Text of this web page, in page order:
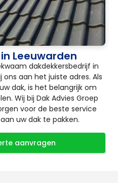
Leeuwarden
dakdekkersbedrijf in
aan het juiste adres. Als
dak, is het belangrijk om
Wij bij Dak Advies Groep
voor de beste service
uw dak te pakken.
aanvragen